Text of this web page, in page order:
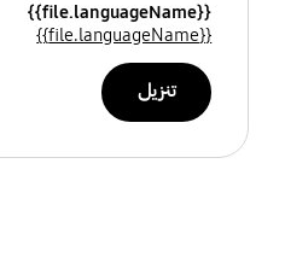
{{file.languageName}}
{{file.languageName}}
تنزيل